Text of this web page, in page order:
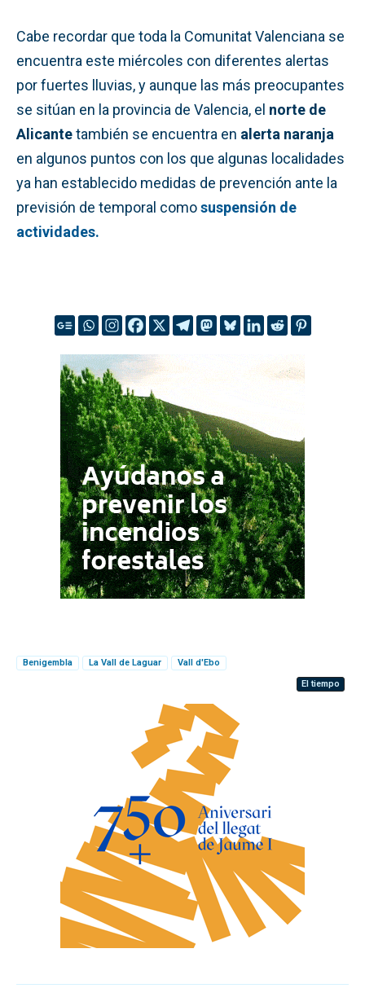
Cabe recordar que toda la Comunitat Valenciana se
encuentra este miércoles con diferentes alertas
por fuertes lluvias, y aunque las más preocupantes
se sitúan en la provincia de Valencia, el norte de
Alicantetambién se encuentra en alerta naranja
en algunos puntos con los que algunas localidades
ya han establecido medidas de prevención ante la
previsión de temporal comosuspensión de
actividades.
Benigembla La Vall de Laguar
Vall d'Ebo
El tiempo